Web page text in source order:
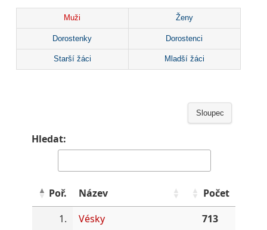
Muži Ženy
Dorostenky Dorostenci
Starší žáci Mladší žáci
Sloupec
Hledat:
Poř. Název
Počet
1.
Vésky
713